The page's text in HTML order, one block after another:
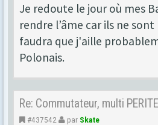
Je redoute le jour où mes
rendre l’âme car ils ne
faudra que j'aille
Polonais.
Re: Commutateur, multi
#437542 par Skate